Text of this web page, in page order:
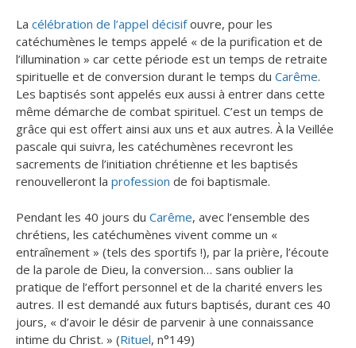
La célébration de l’appel décisifouvre, pour les
catéchumènes le temps appelé « de la purification et de
l’illumination » car cette période est un temps de retraite
spirituelle et de conversion durant le temps du Carême.
Les baptisés sont appelés eux aussi à entrer dans cette
même démarche de combat spirituel. C’est un temps de
grâce qui est offert ainsi aux uns et aux autres. À la Veillée
pascale qui suivra, les catéchumènes recevront les
sacrements de l’initiation chrétienne et les baptisés
renouvelleront la profession de foi baptismale.
Pendant les 40 jours du Carême, avec l’ensemble des
chrétiens, les catéchumènes vivent comme un «
entraînement » (tels des sportifs !), par la prière, l’écoute
de la parole de Dieu, la conversion… sans oublier la
pratique de l’effort personnel et de la charité envers les
autres. Il est demandé aux futurs baptisés, durant ces 40
jours, « d’avoir le désir de parvenir à une connaissance
intime du Christ. » (Rituel, n°149)